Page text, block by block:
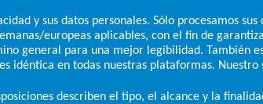
y sus datos personales. Sólo procesamos
europeas aplicables, con el fin de
general para una mejor legibilidad. También
es idéntica en todas nuestras plataformas.
describen el tipo, el alcance y la